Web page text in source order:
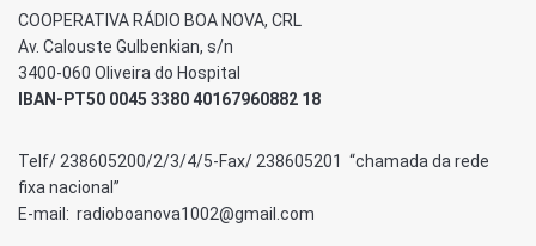
COOPERATIVA RÁDIO BOA NOVA, CRL
Av. Calouste Gulbenkian, s/n
3400-060 Oliveira do Hospital
IBAN-PT50 0045 3380 40167960882 18
Telf/ 238605200/2/3/4/5-Fax/ 238605201 “chamada da rede
fixa nacional”
E-mail: radioboanova1002@gmail.com